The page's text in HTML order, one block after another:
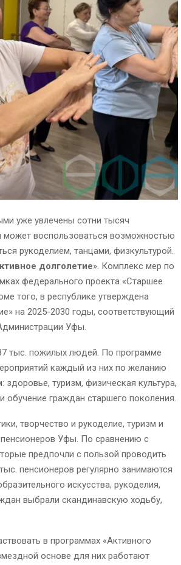
уже увлечены сотни тысяч
воспользоваться возможностью
рукоделием, танцами, физкультурой.
долголетие». Комплекс мер по
федерального проекта «Старшее
того, в республике утверждена
на 2025-2030 годы, соответствующий
Уфы.
тыс. пожилых людей. По программе
каждый из них по желанию
туризм, физическая культура,
обучение граждан старшего поколения.
творчество и рукоделие, туризм и
Уфы. По сравнению с
предпочли с пользой проводить
пенсионеров регулярно занимаются
искусства, рукоделия,
выбрали скандинавскую ходьбу,
в программах «Активного
основе для них работают